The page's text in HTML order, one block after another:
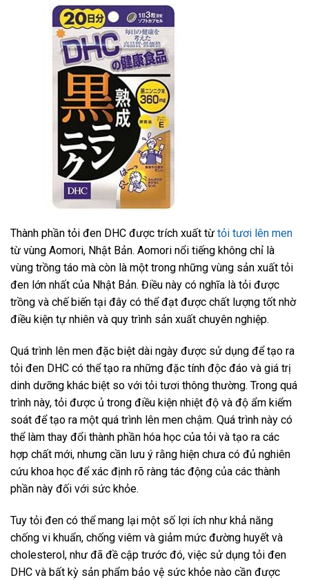
Thành phần tỏi đen DHC được trích xuất từ tỏi tươi lên men
từ vùng Aomori, Nhật Bản. Aomori nổi tiếng không chỉ là
vùng trồng táo mà còn là một trong những vùng sản xuất tỏi
đen lớn nhất của Nhật Bản. Điều này có nghĩa là tỏi được
trồng và chế biến tại đây có thể đạt được chất lượng tốt nhờ
điều kiện tự nhiên và quy trình sản xuất chuyên nghiệp.
Quá trình lên men đặc biệt dài ngày được sử dụng để tạo ra
tỏi đen DHC có thể tạo ra những đặc tính độc đáo và giá trị
dinh dưỡng khác biệt so với tỏi tươi thông thường. Trong quá
trình này, tỏi được ủ trong điều kiện nhiệt độ và độ ẩm kiểm
soát để tạo ra một quá trình lên men chậm. Quá trình này có
thể làm thay đổi thành phần hóa học của tỏi và tạo ra các
hợp chất mới, nhưng cần lưu ý rằng hiện chưa có đủ nghiên
cứu khoa học để xác định rõ ràng tác động của các thành
phần này đối với sức khỏe.
Tuy tỏi đen có thể mang lại một số lợi ích như khả năng
chống vi khuẩn, chống viêm và giảm mức đường huyết và
cholesterol, như đã đề cập trước đó, việc sử dụng tỏi đen
DHC và bất kỳ sản phẩm bảo vệ sức khỏe nào cần được